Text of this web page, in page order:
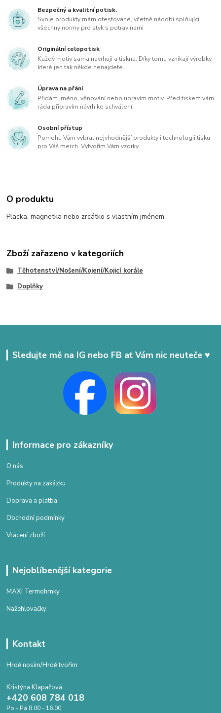
Bezpečný a kvalitní potisk.
Svoje produkty mám otestované, včetně nádobí splňující
všechny normy pro styk s potravinami
Originální celopotisk
Každý motiv sama navrhuji a tisknu. Díky tomu vznikají výrobky,
které jen tak někde nenajdete.
Úprava na přání
Přidám jméno, věnování nebo upravím motiv. Před tiskem vám
ráda připravím návrh ke schválení.
Osobní přístup
Pomohu Vám vybrat nejvhodnější produkty i technologii tisku
pro Váš merch. Vytvořím Vám vzorky.
O produktu
Placka, magnetka nebo zrcátko s vlastním jménem.
Zboží zařazeno v kategoriích
Těhotenství/Nošení/Kojení/Kojicí korále
Doplňky
Sledujte mě na IG nebo FB ať Vám nic neuteče ♥
Informace pro zákazníky
O nás
Produkty na zakázku
Doprava a platba
Obchodní podmínky
Vrácení zboží
Nejoblíbenější kategorie
MAXI Termohrnky
Nažehlovačky
Kontakt
Hrdě nosím/Hrdě tvořím
Kristýna Klapačová
+420 608 784 018
Po - Pá 8.00 - 16.00